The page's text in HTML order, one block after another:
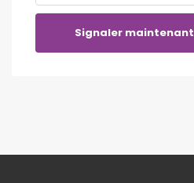
Signaler maintenant